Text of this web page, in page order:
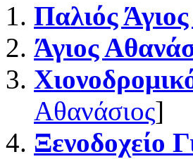
Παλιός
Άγιος
Αθανάσιος]
Ξενοδοχείο